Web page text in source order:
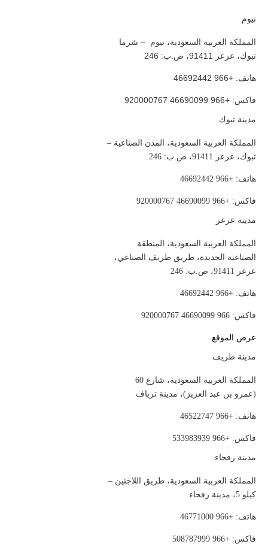
نيوم
المملكة العربية السعودية، نيوم – شرما
تبوك، عرعر 91411، ص.ب: 246
هاتف: +966 46692442
فاكس: +966 46690099 920000767
مدينة تبوك
المملكة العربية السعودية، المدن الصناعية –
تبوك، عرعر 91411، ص.ب: 246
هاتف: +966 46692442
فاكس: +966 46690099 920000767
مدينة عرعر
المملكة العربية السعودية، المنطقة
الصناعية الجديدة، طريق طريف الصناعي،
عرعر 91411، ص.ب: 246
هاتف: +966 46692442
فاكس: 966 46690099 920000767
عرض الموقع
مدينة طريف
المملكة العربية السعودية، شارع 60
(عمرو بن عبد العزيز)، مدينة ترياف
هاتف: +966 46522747
فاكس: +966 533983939
مدينة رفحاء
المملكة العربية السعودية، طريق اللاجئين –
كيلو 5، مدينة رفحاء
هاتف: +966 46771000
فاكس: +966 508787999